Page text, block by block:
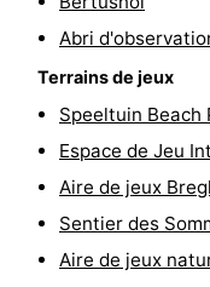
Villapark
Residentie
Texel
Villapark
Vogelmient
Hôtels
Last
minutes
Plages
Abri
Terrains de jeux
Speeltuin Beach
Espace de Jeu
Aire de jeux
Sentier des
Aire de jeux